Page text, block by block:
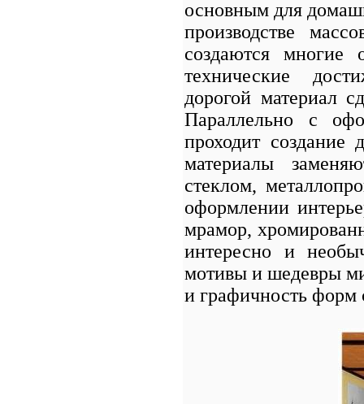
основным для
производстве
создаются многие
технические
дорогой материал
Параллельно с
проходит создание
материалы
стеклом,
оформлении
мрамор,
интересно и
мотивы и шедевры
и графичность